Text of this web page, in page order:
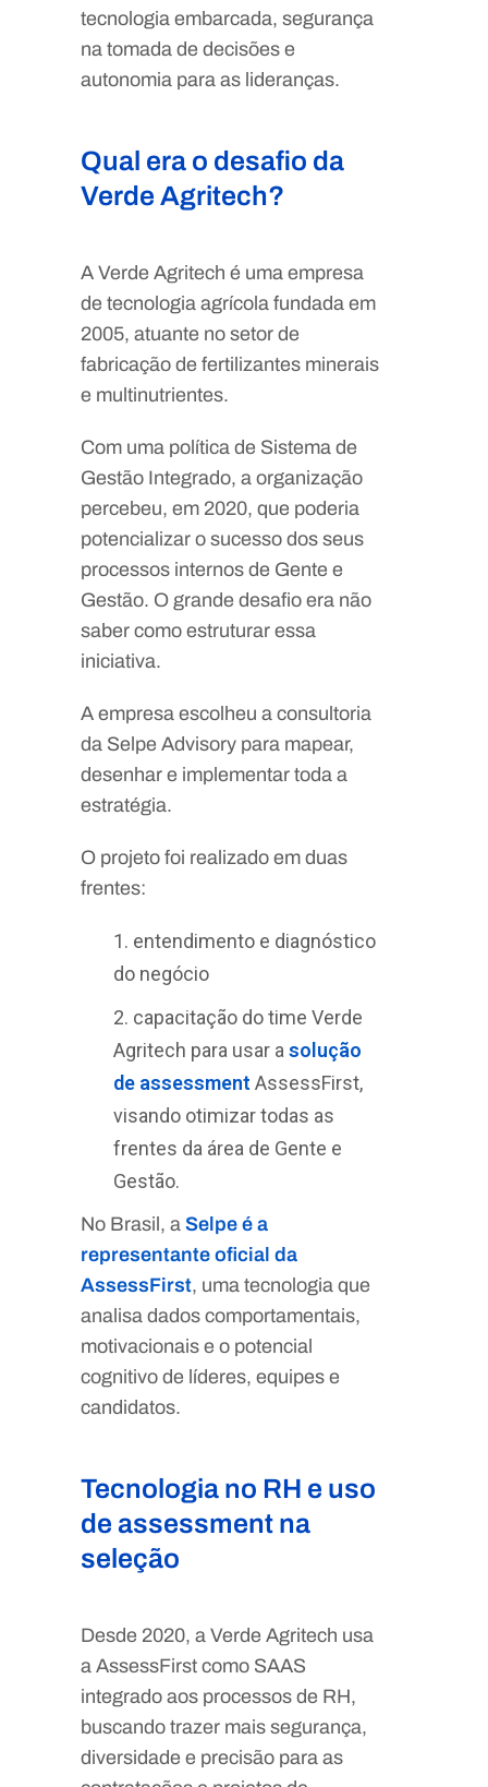
tecnologia embarcada, segurança
na tomada de decisões e
autonomia para as lideranças.
Qual era o desafio da
Verde Agritech?
A Verde Agritech é uma empresa
de tecnologia agrícola fundada em
2005, atuante no setor de
fabricação de fertilizantes minerais
e multinutrientes.
Com uma política de Sistema de
Gestão Integrado, a organização
percebeu, em 2020, que poderia
potencializar o sucesso dos seus
processos internos de Gente e
Gestão. O grande desafio era não
saber como estruturar essa
iniciativa.
A empresa escolheu a consultoria
da Selpe Advisory para mapear,
desenhar e implementar toda a
estratégia.
O projeto foi realizado em duas
frentes:
entendimento e diagnóstico
do negócio
capacitação do time Verde
Agritech para usar a solução
de assessment AssessFirst,
visando otimizar todas as
frentes da área de Gente e
Gestão.
No Brasil, a Selpe é a
representante oficial da
AssessFirst, uma tecnologia que
analisa dados comportamentais,
motivacionais e o potencial
cognitivo de líderes, equipes e
candidatos.
Tecnologia no RH e uso
de assessment na
seleção
Desde 2020, a Verde Agritech usa
a AssessFirst como SAAS
integrado aos processos de RH,
buscando trazer mais segurança,
diversidade e precisão para as